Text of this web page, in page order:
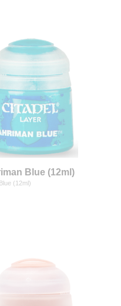
Blue (12ml)
(12ml)